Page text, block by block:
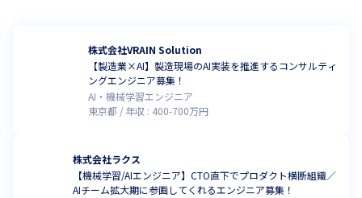
株式会社VRAIN Solution
【製造業×AI】製造現場のAI実装を推進するコンサルティ
ングエンジニア募集！
AI・機械学習エンジニア
東京都
年収 : 400-700万円
株式会社ラクス
【機械学習/AIエンジニア】CTO直下でプロダクト横断組織／
AIチーム拡大期に参画してくれるエンジニア募集！